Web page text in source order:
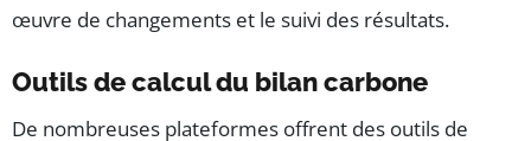
œuvre de changements et le suivi des résultats.
Outils de calcul du bilan carbone
De nombreuses plateformes offrent des outils de